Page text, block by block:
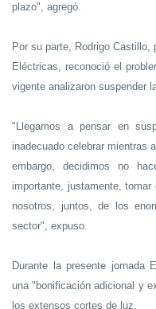
plazo", agregó.
Por su parte, Rodrigo
Eléctricas, reconoció el
vigente analizaron suspender
"Llegamos a pensar en
inadecuado celebrar mientras
embargo, decidimos no
importante, justamente,
nosotros, juntos, de los
sector", expuso.
Durante la presente jornada
una "bonificación adicional y
los extensos cortes de luz.